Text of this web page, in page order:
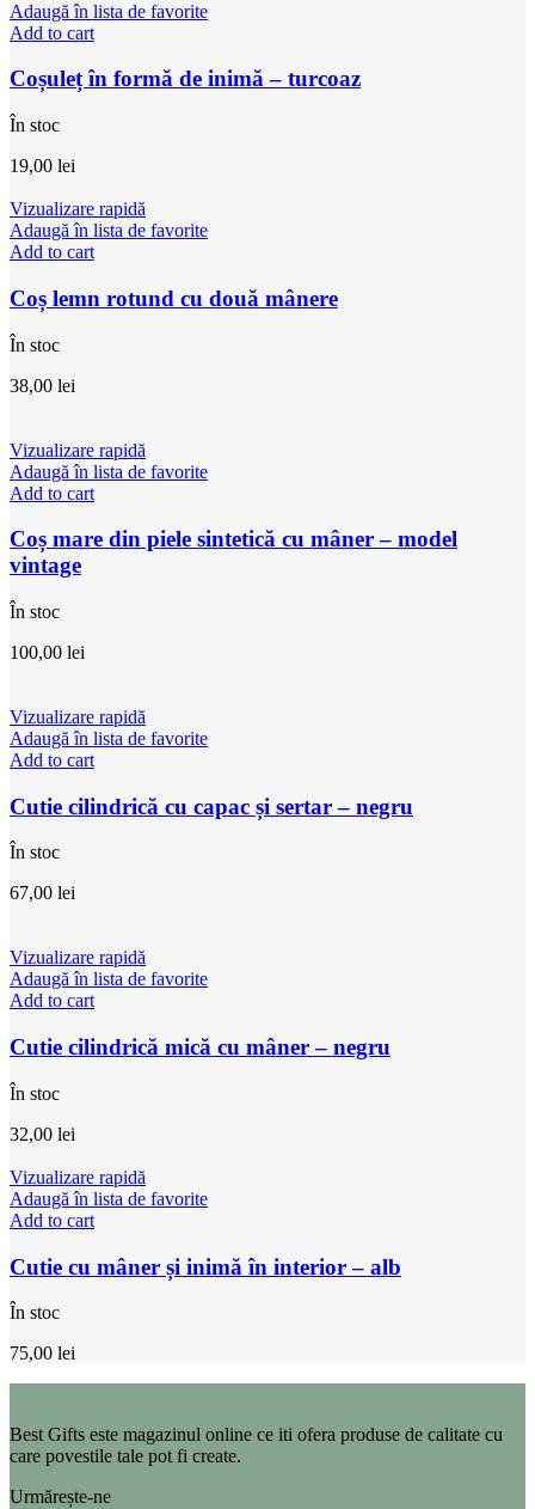
Adaugă în lista de favorite
Add to cart
Coșuleț în formă de inimă – turcoaz
În stoc
19,00 lei
Vizualizare rapidă
Adaugă în lista de favorite
Add to cart
Coș lemn rotund cu două mânere
În stoc
38,00 lei
Vizualizare rapidă
Adaugă în lista de favorite
Add to cart
Coș mare din piele sintetică cu mâner – model
vintage
În stoc
100,00 lei
Vizualizare rapidă
Adaugă în lista de favorite
Add to cart
Cutie cilindrică cu capac și sertar – negru
În stoc
67,00 lei
Vizualizare rapidă
Adaugă în lista de favorite
Add to cart
Cutie cilindrică mică cu mâner – negru
În stoc
32,00 lei
Vizualizare rapidă
Adaugă în lista de favorite
Add to cart
Cutie cu mâner și inimă în interior – alb
În stoc
75,00 lei
Best Gifts este magazinul online ce iti ofera produse de calitate cu
care povestile tale pot fi create.
Urmărește-ne